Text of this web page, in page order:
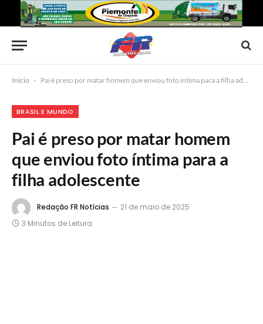
Início - Pai é preso por matar homem que enviou foto íntima para a filha adolescente
BRASIL E MUNDO
Pai é preso por matar homem
que enviou foto íntima para a
filha adolescente
Redação FR Notícias
21 de maio de 2025
3 Minutos de Leitura